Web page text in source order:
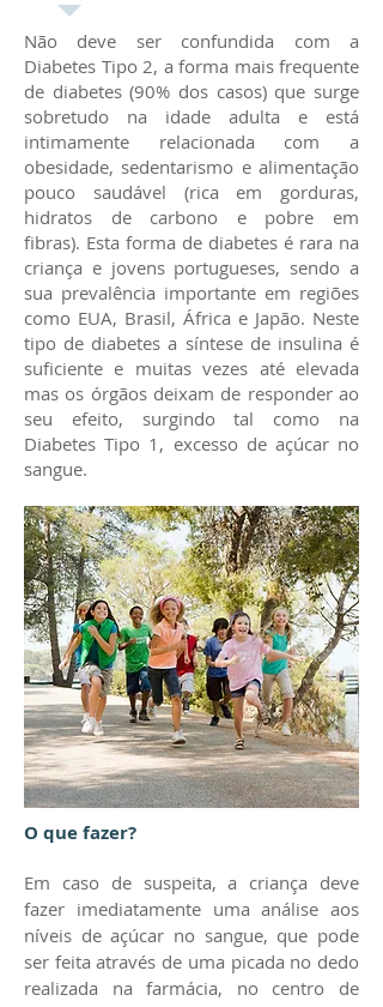
Não deve ser confundida com a
Diabetes Tipo 2, a forma mais frequente
de diabetes (90% dos casos) que surge
sobretudo na idade adulta e está
intimamente relacionada com a
obesidade, sedentarismo e alimentação
pouco saudável (rica em gorduras,
hidratos de carbono e pobre em
fibras). Esta forma de diabetes é rara na
criança e jovens portugueses, sendo a
sua prevalência importante em regiões
como EUA, Brasil, África e Japão. Neste
tipo de diabetes a síntese de insulina é
suficiente e muitas vezes até elevada
mas os órgãos deixam de responder ao
seu efeito, surgindo tal como na
Diabetes Tipo 1, excesso de açúcar no
sangue.
O que fazer?
Em caso de suspeita, a criança deve
fazer imediatamente uma análise aos
níveis de açúcar no sangue, que pode
ser feita através de uma picada no dedo
realizada na farmácia, no centro de